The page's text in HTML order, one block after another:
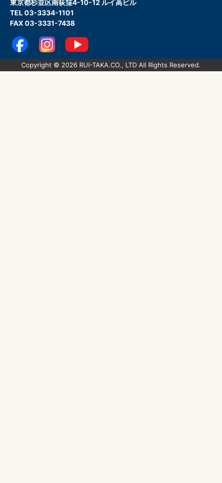
東京都杉並区南荻窪4-10-12 ルイ高ビル
TEL 03-3334-1101
FAX 03-3331-7438
Copyright © 2026 RUI-TAKA.CO., LTD All Rights Reserved.